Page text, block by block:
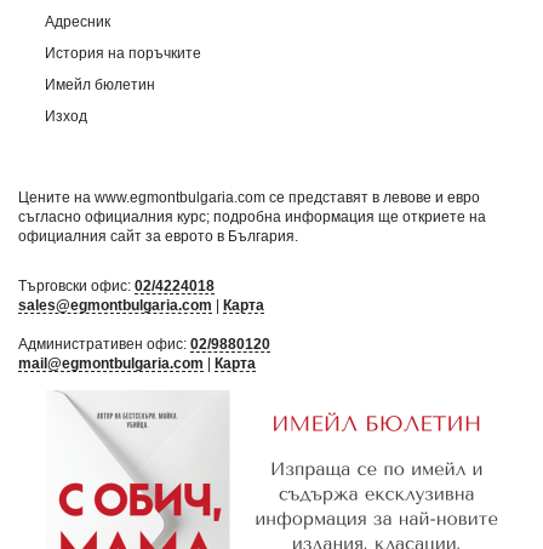
Адресник
История на поръчките
Имейл бюлетин
Изход
Цените на www.egmontbulgaria.com се представят в левове и евро
съгласно официалния курс; подробна информация ще откриете на
официалния сайт за еврото в България
Търговски офис: 02/4224018
sales@egmontbulgaria.com
Карта
Административен офис: 02/9880120
mail@egmontbulgaria.com
Карта